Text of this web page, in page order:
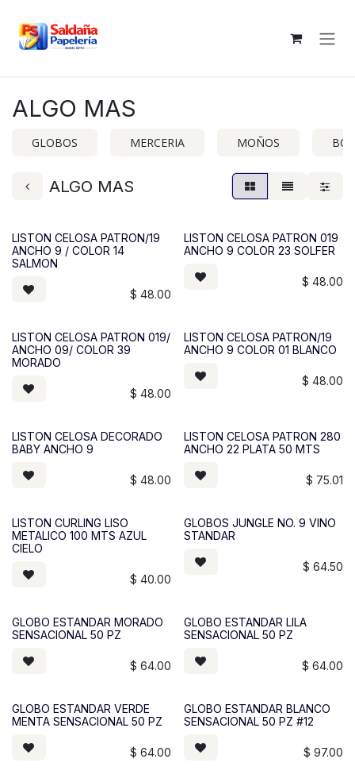
ALGO MAS
GLOBOS MERCERIA MOÑOS
ALGO MAS
LISTON CELOSA PATRON/19
ANCHO 9 / COLOR 14
SALMON
$ 48.00
LISTON CELOSA PATRON 019
ANCHO 9 COLOR 23 SOLFER
$ 48.00
LISTON CELOSA PATRON 019/
ANCHO 09/ COLOR 39
MORADO
$ 48.00
LISTON CELOSA PATRON/19
ANCHO 9 COLOR 01 BLANCO
$ 48.00
LISTON CELOSA DECORADO
BABY ANCHO 9
$ 48.00
LISTON CELOSA PATRON 280
ANCHO 22 PLATA 50 MTS
$ 75.01
LISTON CURLING LISO
METALICO 100 MTS AZUL
CIELO
$ 40.00
GLOBOS JUNGLE NO. 9 VINO
STANDAR
$ 64.50
GLOBO ESTANDAR MORADO
SENSACIONAL 50 PZ
$ 64.00
GLOBO ESTANDAR LILA
SENSACIONAL 50 PZ
$ 64.00
GLOBO ESTANDAR VERDE
MENTA SENSACIONAL 50 PZ
$ 64.00
GLOBO ESTANDAR BLANCO
SENSACIONAL 50 PZ #12
$ 97.00